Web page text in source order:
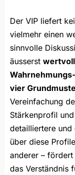
Der VIP liefert
vielmehr einen
sinnvolle
äusserst
vier
Vereinfachung
Stärkenprofil
detailliertere und
über diese
anderer –
das Verständnis